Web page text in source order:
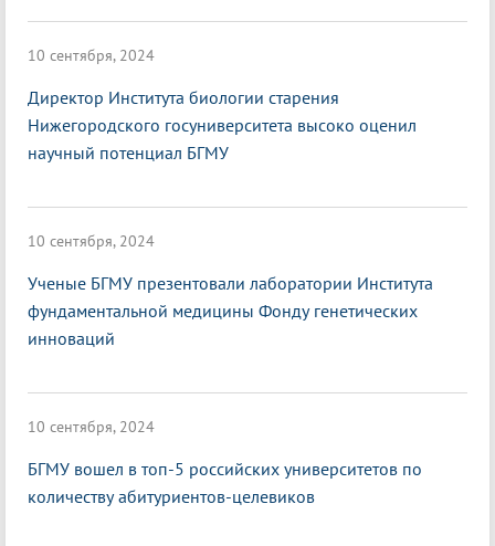
10 сентября, 2024
Директор Института биологии старения
Нижегородского госуниверситета высоко оценил
научный потенциал БГМУ
10 сентября, 2024
Ученые БГМУ презентовали лаборатории Института
фундаментальной медицины Фонду генетических
инноваций
10 сентября, 2024
БГМУ вошел в топ-5 российских университетов по
количеству абитуриентов-целевиков